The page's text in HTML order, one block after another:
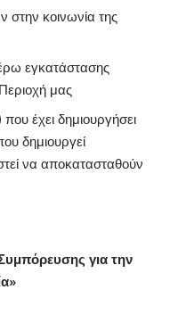
κοινωνία της
εγκατάστασης
μας
έχει δημιουργήσει
δημιουργεί
να αποκατασταθούν
για την